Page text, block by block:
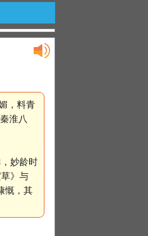
，料青
淮八
妙龄时
》与
慨，其